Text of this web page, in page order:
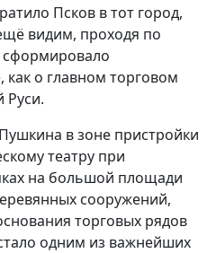
Псков в тот город,
видим, проходя по
как о главном торговом
Руси.
в зоне пристройки
театру при
на большой площади
сооружений,
торговых рядов
одним из важнейших